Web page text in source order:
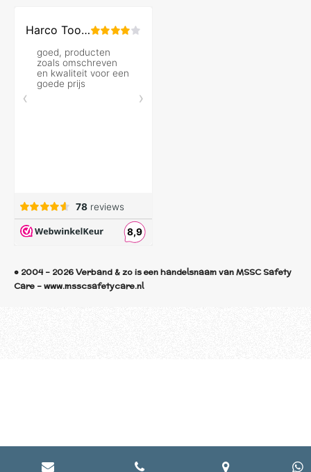
© 2004 - 2026 Verband & zo is een handelsnaam van MSSC Safety
Care - www.msscsafetycare.nl